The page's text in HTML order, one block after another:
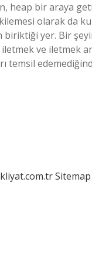
heap bir araya
olarak da
biriktiği yer. Bir
iletmek ve iletmek
temsil
Sitemap